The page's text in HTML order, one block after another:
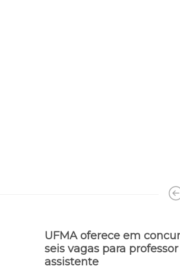
UFMA oferece em
seis vagas para professor
assistente